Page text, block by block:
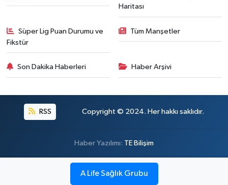
Haritası
Süper Lig Puan Durumu ve
Fikstür
Tüm Manşetler
Son Dakika Haberleri Haber Arşivi
RSS Copyright © 2024. Her hakkı saklıdır.
Haber Yazılımı: TE Bilişim
A Life Sağlık Grubu